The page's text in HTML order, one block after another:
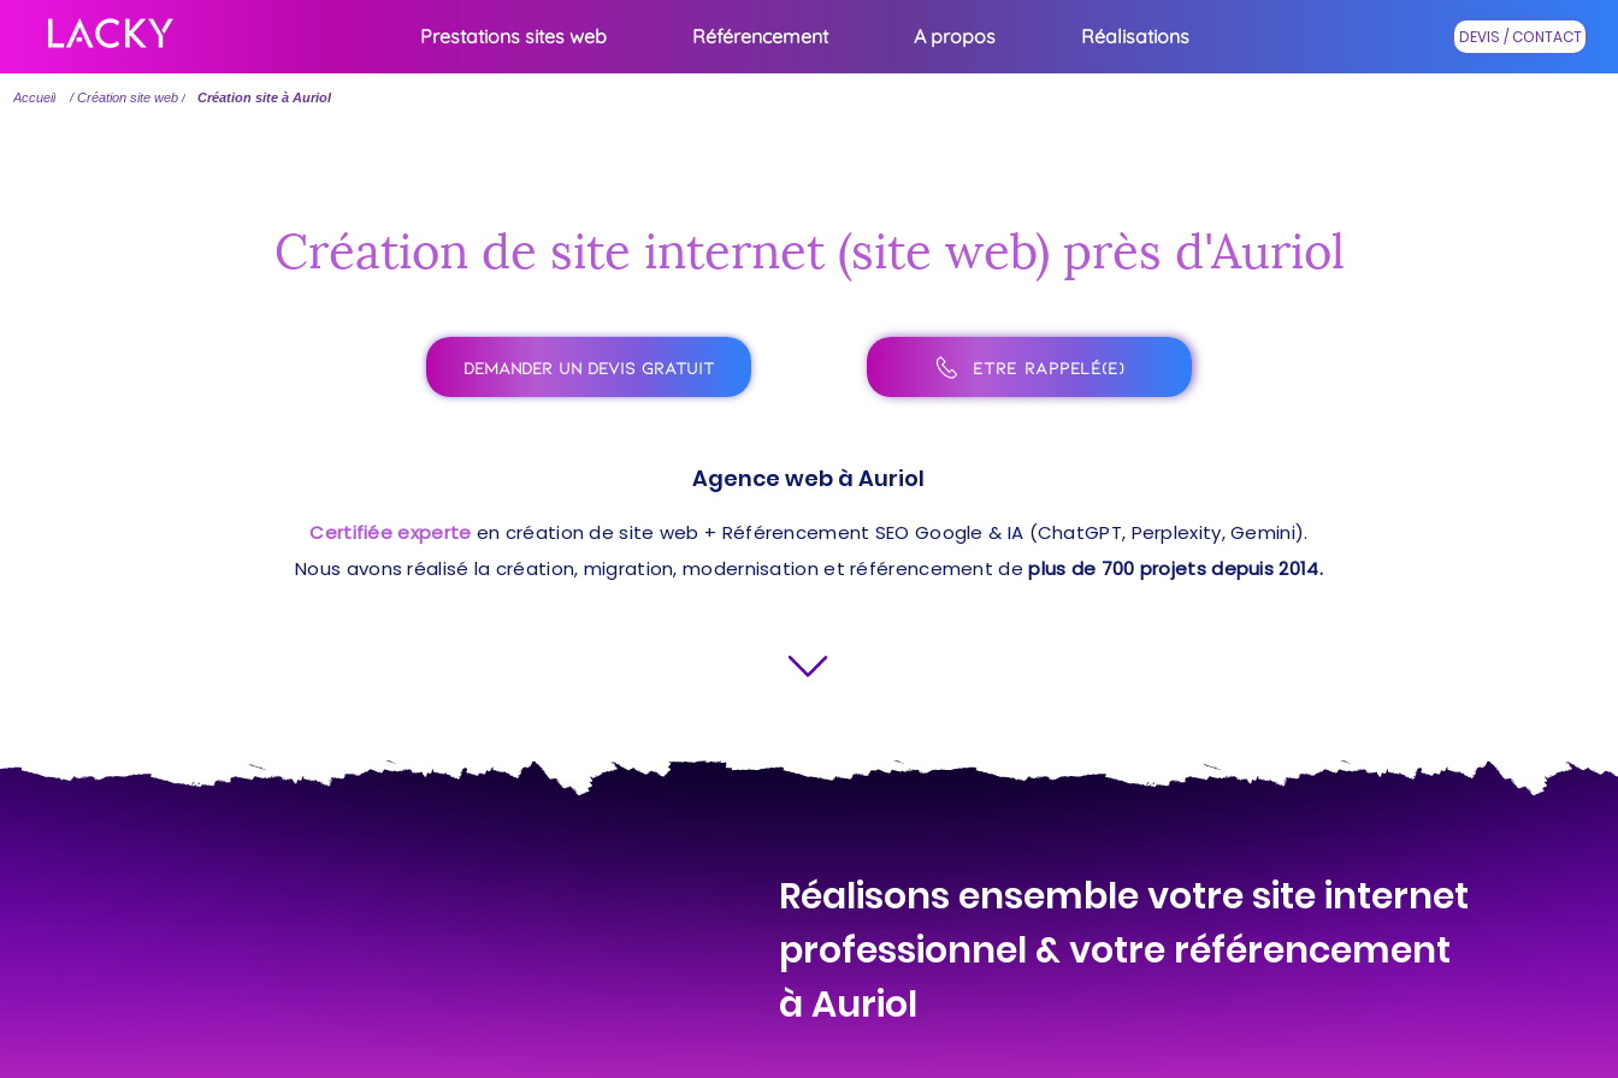
Prestations sites web Référencement A propos Réalisations DEVIS / CONTACT
Accueil / Création site web / Création site à Auriol
Création de site internet (site web) près d'Auriol
DEMANDER UN DEVIS GRATUIT ÊTRE RAPPELÉ(E)
Agence web à Auriol
Certifiée experte en création de site web + Référencement SEO Google & IA (ChatGPT, Perplexity, Gemini).
Nous avons réalisé la création, migration, modernisation et référencement de plus de 700 projets depuis 2014.
Réalisons ensemble votre site internet
professionnel & votre référencement
à Auriol